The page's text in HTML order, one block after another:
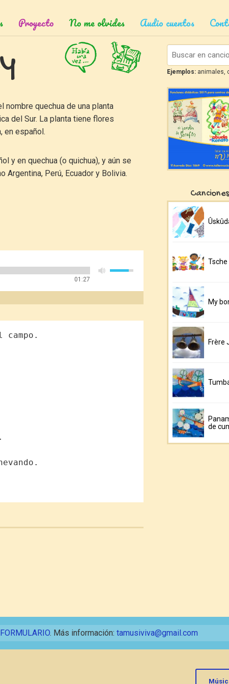
Proyecto No me olvides Audio cuentos
nombre quechua de una planta
del Sur. La planta tiene flores
en español.
y en quechua (o quichua), y aún se
Argentina, Perú, Ecuador y Bolivia.
01:27
Ejemplos: animales,
Tsche
My
Frère
de
. Más información: tamusiviva@gmail.com